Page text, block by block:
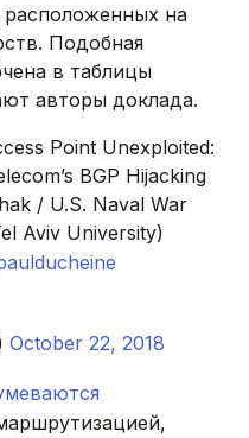
расположенных на
Подобная
в таблицы
авторы доклада.
Point Unexploited:
BGP Hijacking
/ U.S. Naval War
Aviv University)
October 22, 2018